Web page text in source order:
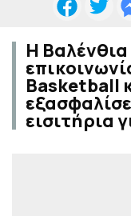
Η Βαλένθια
Basketball
εισιτήρια